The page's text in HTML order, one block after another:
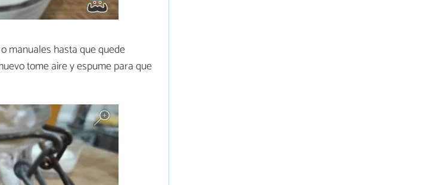
manuales hasta que quede
tome aire y espume para que